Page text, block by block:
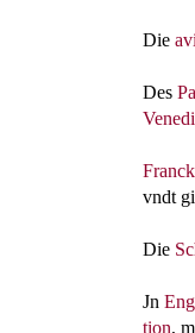
Die
Des
vndt
Die
Jn
tion,